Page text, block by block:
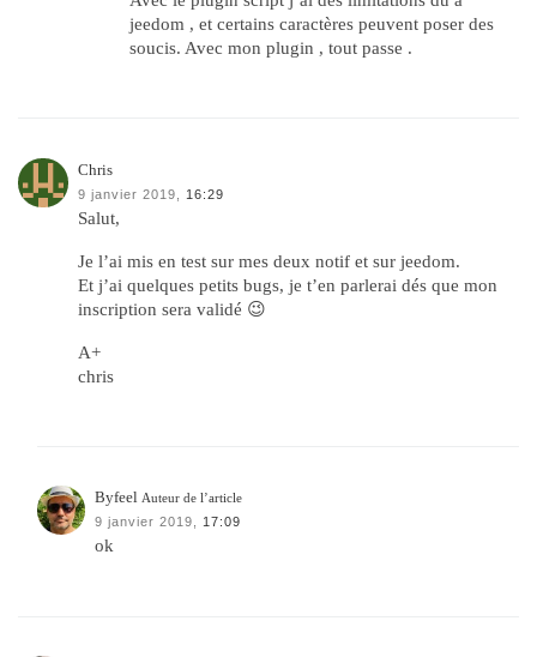
jeedom , et certains caractères peuvent poser des
soucis. Avec mon plugin , tout passe .
Chris
9 janvier 2019, 16:29
Salut,
Je l’ai mis en test sur mes deux notif et sur jeedom.
Et j’ai quelques petits bugs, je t’en parlerai dés que mon
inscription sera validé 😉
A+
chris
Byfeel Auteur de l’article
9 janvier 2019, 17:09
ok